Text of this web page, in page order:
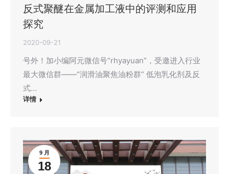
反式聚醚在金属加工液中的评测和应用
探究
2020-09-21
号外！加小编阿元微信号“rhyayuan”，受邀进入行业
最大微信群——“润滑油聚焦油粉群‘’ 低泡乳化剂及反
式…
详情
9 月
18